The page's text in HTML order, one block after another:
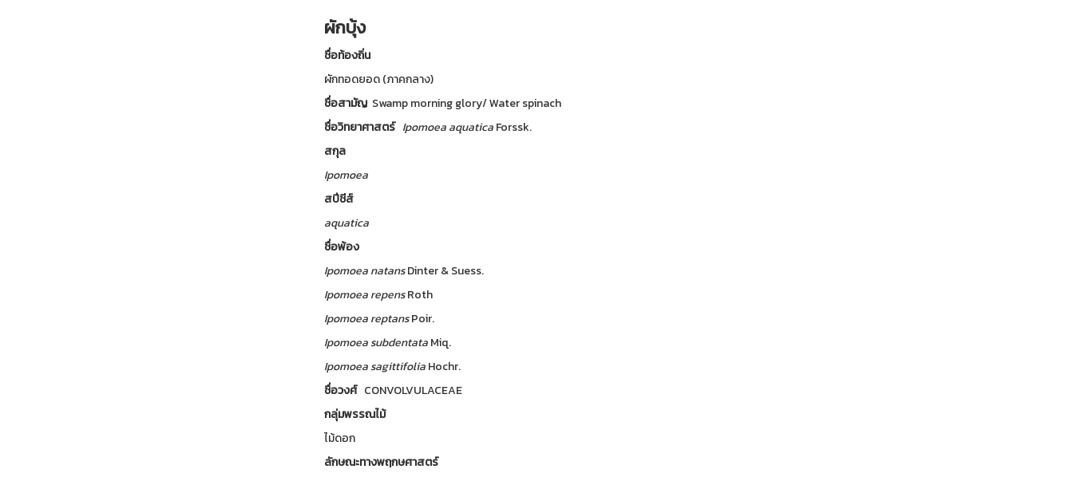
ผักบุ้ง
ชื่อท้องถิ่น
ผักทอดยอด (ภาคกลาง)
ชื่อสามัญ Swamp morning glory/ Water spinach
ชื่อวิทยาศาสตร์ Ipomoea aquaticaForssk.
สกุล
Ipomoea
สปีชีส์
aquatica
ชื่อพ้อง
Ipomoea natansDinter & Suess.
Ipomoea repensRoth
Ipomoea reptansPoir.
Ipomoea subdentataMiq.
Ipomoea sagittifoliaHochr.
ชื่อวงศ์ CONVOLVULACEAE
กลุ่มพรรณไม้
ไม้ดอก
ลักษณะทางพฤกษศาสตร์